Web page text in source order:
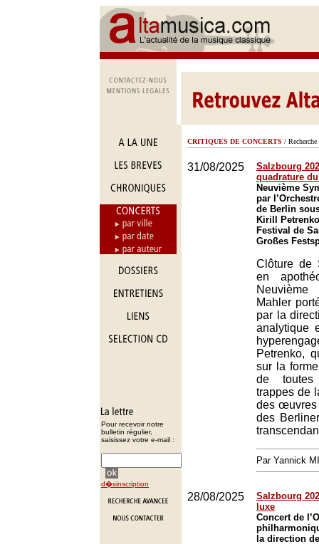
Pour recevoir notre
bulletin régulier,
saisissez votre e-mail :
d�sinscription
CRITIQUES DE CONCERTS / Recherche
31/08/2025
Salzbourg
quadrature
Neuvième
par
de Berlin
Kirill
Festival de
Großes
Clôture de
en
Neuvième
Mahler
par la
analytique
Petrenko,
sur la
de toutes
trappes de
des œuvres
des
Par Yannick
28/08/2025
Salzbourg
luxe
Concert de
la direction